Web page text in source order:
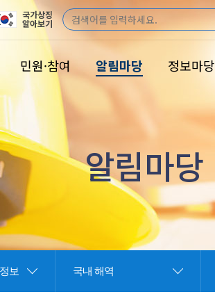
국가상징
알아보기
검
색
민원·참여 알림마당 정보마당
알림마당
보 국내 해역